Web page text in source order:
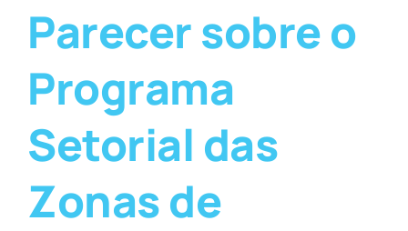
Parecer sobre o
Programa
Setorial das
Zonas de